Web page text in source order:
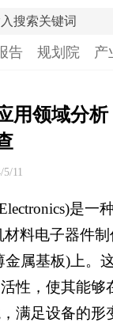
搜索关键词
告 规划院 产
用领域分
5/11
是一
料电子器件
属基板)上。
性，使其能够
满足设备的形